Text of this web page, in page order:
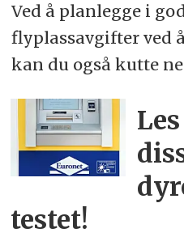
Ved å planlegge i
flyplassavgifter ved
kan du også kutte
testet!